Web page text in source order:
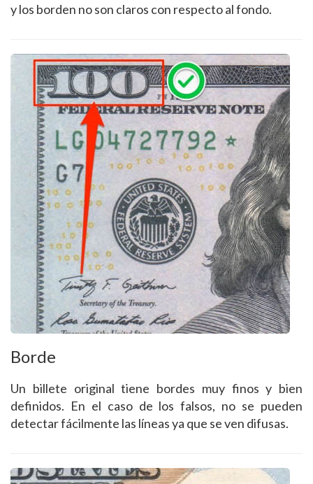
y los borden no son claros con respecto al fondo.
Borde
Un billete original tiene bordes muy finos y bien
definidos. En el caso de los falsos, no se pueden
detectar fácilmente las líneas ya que se ven difusas.